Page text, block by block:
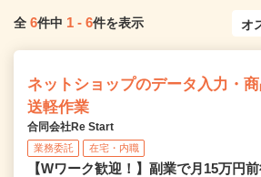
全 6件中 1 - 6件を表示
ネットショップのデータ入力・
送軽作業
合同会社Re Start
業務委託 在宅・内職
【Wワーク歓迎！】副業で月15万円